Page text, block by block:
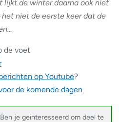
lijkt de winter daarna ook niet
niet de eerste keer dat de
de voet
op Youtube?
de komende dagen
Ben je geïnteresseerd om deel te